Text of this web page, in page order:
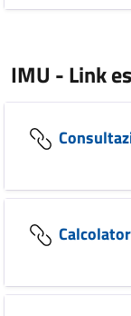
IMU - Link